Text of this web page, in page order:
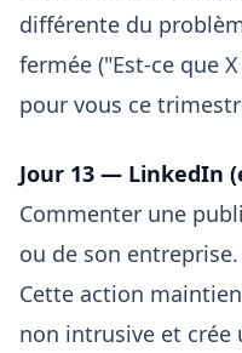
différente du
fermée ("Est-ce que
pour vous ce
Jour 13 — LinkedIn
Commenter une
ou de son
Cette action
non intrusive et crée